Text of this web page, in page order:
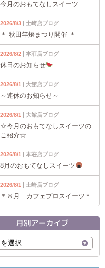
今月のおもてなしスイーツ
2026/8/3 土崎店ブログ
＊ 秋田竿燈まつり開催 ＊
2026/8/2 本荘店ブログ
休日のお知らせ
2026/8/1 大館店ブログ
～連休のお知らせ～
2026/8/1 大館店ブログ
☆今月のおもてなしスイーツの
ご紹介☆
2026/8/1 本荘店ブログ
8月のおもてなしスイーツ
2026/8/1 土崎店ブログ
＊８月 カフェプロスイーツ＊